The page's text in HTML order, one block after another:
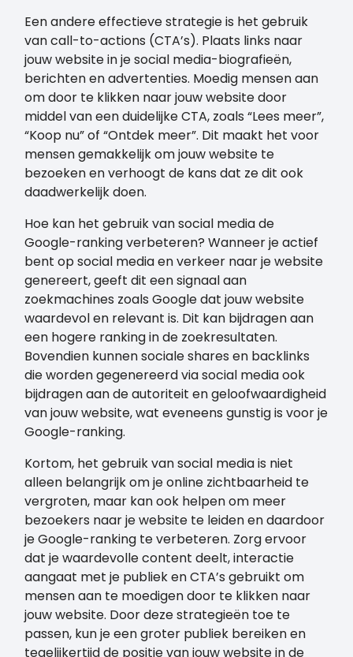
Een andere effectieve strategie is het gebruik
van call-to-actions (CTA’s). Plaats links naar
jouw website in je social media-biografieën,
berichten en advertenties. Moedig mensen aan
om door te klikken naar jouw website door
middel van een duidelijke CTA, zoals “Lees meer”,
“Koop nu” of “Ontdek meer”. Dit maakt het voor
mensen gemakkelijk om jouw website te
bezoeken en verhoogt de kans dat ze dit ook
daadwerkelijk doen.
Hoe kan het gebruik van social media de
Google-ranking verbeteren? Wanneer je actief
bent op social media en verkeer naar je website
genereert, geeft dit een signaal aan
zoekmachines zoals Google dat jouw website
waardevol en relevant is. Dit kan bijdragen aan
een hogere ranking in de zoekresultaten.
Bovendien kunnen sociale shares en backlinks
die worden gegenereerd via social media ook
bijdragen aan de autoriteit en geloofwaardigheid
van jouw website, wat eveneens gunstig is voor je
Google-ranking.
Kortom, het gebruik van social media is niet
alleen belangrijk om je online zichtbaarheid te
vergroten, maar kan ook helpen om meer
bezoekers naar je website te leiden en daardoor
je Google-ranking te verbeteren. Zorg ervoor
dat je waardevolle content deelt, interactie
aangaat met je publiek en CTA’s gebruikt om
mensen aan te moedigen door te klikken naar
jouw website. Door deze strategieën toe te
passen, kun je een groter publiek bereiken en
tegelijkertijd de positie van jouw website in de